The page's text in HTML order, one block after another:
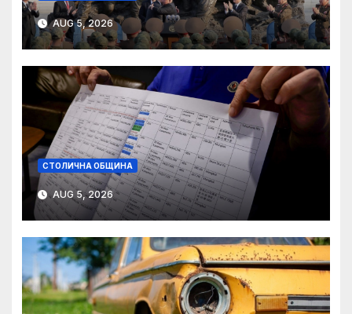
AUG 5, 2026
СТОЛИЧНА ОБЩИНА
AUG 5, 2026